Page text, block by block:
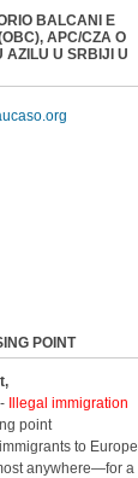
BALCANI E
APC/CZA O
AZILU U SRBIJI U
POINT
Illegal immigration
point
to Europe
anywhere—for a